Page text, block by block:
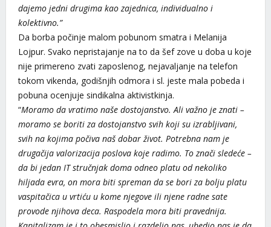
dajemo jedni drugima kao zajednica, individualno i
kolektivno.”
Da borba počinje malom pobunom smatra i Melanija
Lojpur. Svako nepristajanje na to da šef zove u doba u koje
nije primereno zvati zaposlenog, nejavaljanje na telefon
tokom vikenda, godišnjih odmora i sl. jeste mala pobeda i
pobuna ocenjuje sindikalna aktivistkinja.
“Moramo da vratimo naše dostojanstvo. Ali važno je znati –
moramo se boriti za dostojanstvo svih koji su izrabljivani,
svih na kojima počiva naš dobar život. Potrebna nam je
drugačija valorizacija poslova koje radimo. To znači sledeće –
da bi jedan IT stručnjak doma odneo platu od nekoliko
hiljada evra, on mora biti spreman da se bori za bolju platu
vaspitačica u vrtiću u kome njegove ili njene radne sate
provode njihova deca. Raspodela mora biti pravednija.